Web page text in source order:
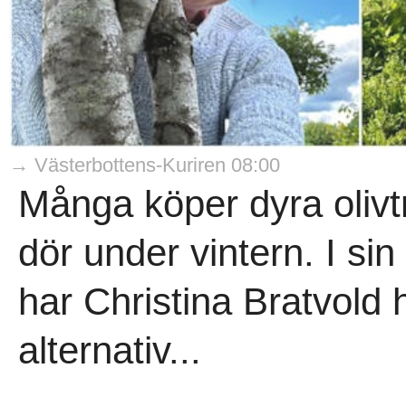
→ Västerbottens-Kuriren 08:00
Många köper dyra
dör under vintern. I
har Christina Bratvold
alternativ...